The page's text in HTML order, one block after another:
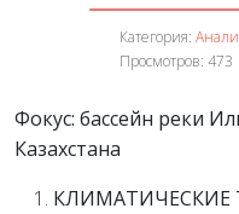
Категория:
Просмотров: 473
Фокус: бассейн реки
Казахстана
КЛИМАТИЧЕСКИЕ